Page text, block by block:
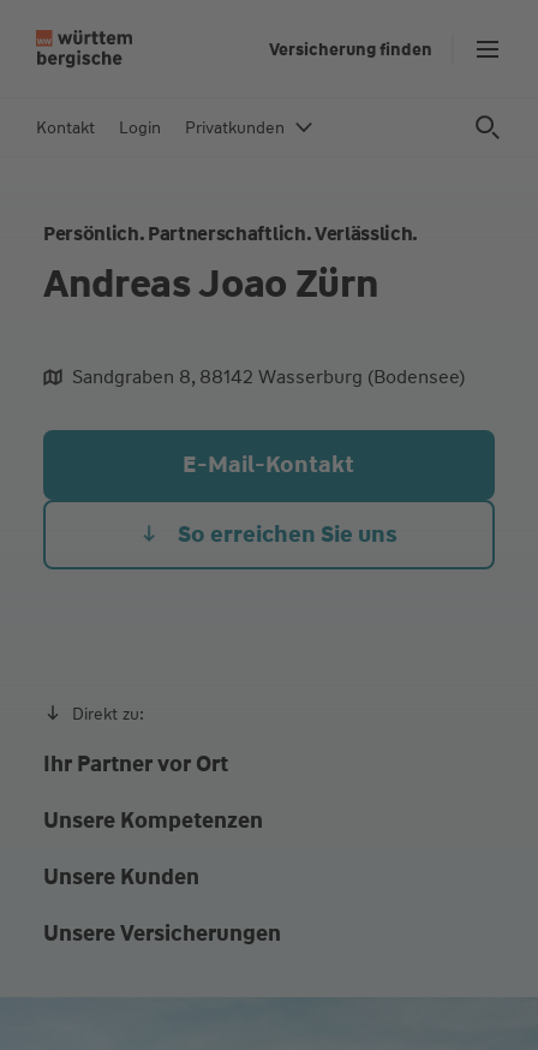
In
Versicherung finden
Kontakt Login Privatkunden
Persönlich. Partnerschaftlich. Verlässlich.
Andreas Joao Zürn
aliqua culpa cillum ullamco
Sandgraben 8, 88142 Wasserburg (Bodensee)
E-Mail-Kontakt
So erreichen Sie uns
Direkt zu:
Ihr Partner vor Ort
Unsere Kompetenzen
Unsere Kunden
Unsere Versicherungen